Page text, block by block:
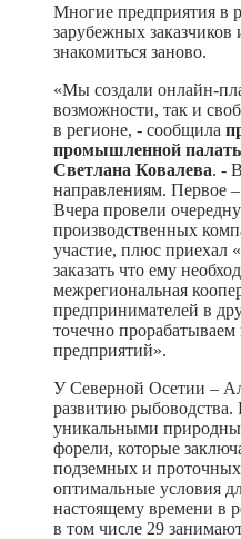
Многие предприятия в
зарубежных
знакомиться заново.
«Мы создали онлайн-
возможности, так и
в регионе, - сообщила
промышленной
Светлана Ковалева. -
направлениям. Первое
Вчера провели
производственных
участие, плюс приехал
заказать что ему
межрегиональная
предпринимателей в
точечно
предприятий».
У Северной Осетии –
развитию рыбоводства.
уникальными
форели, которые
подземных и
оптимальные условия
настоящему времени в
в том числе 29